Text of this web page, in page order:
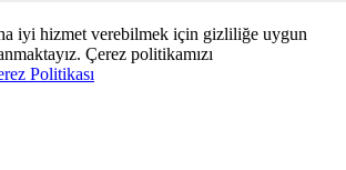
iyi hizmet verebilmek için gizliliğe uygun
Çerez politikamızı
Politikası